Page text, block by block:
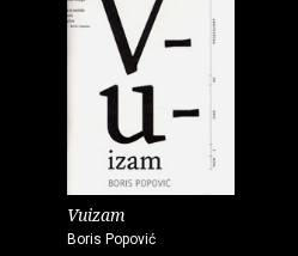
Vuizam
Boris Popović